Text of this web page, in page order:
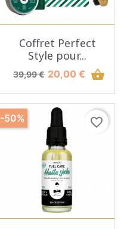
Coffret Perfect
Style pour...
Prix de base
39,99 € Prix
20,00 € shopping_basket
favorite_border
-50%